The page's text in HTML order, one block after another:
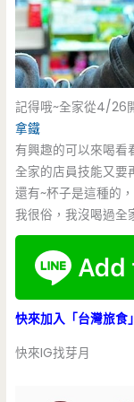
記得哦~全家從4/26
拿鐵
有興趣的可以來喝看
全家的店員技能又要
還有~杯子是這種的
我很俗，我沒喝過全
快來加入「台灣旅
快來IG找芽月